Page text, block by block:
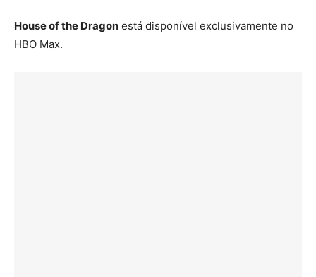
House of the Dragon está disponível exclusivamente no
HBO Max.